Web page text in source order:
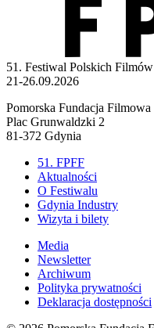
51. Festiwal Polskich
21-26.09.2026
Pomorska Fundacja
Plac Grunwaldzki 2
81-372 Gdynia
51. FPFF
Aktualności
O Festiwalu
Gdynia Industry
Wizyta i bilety
Media
Newsletter
Archiwum
Polityka prywatności
Deklaracja dostępności